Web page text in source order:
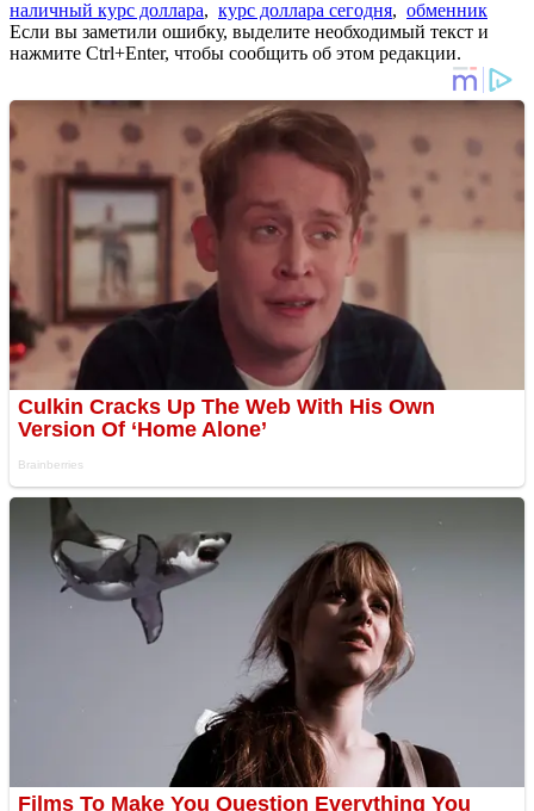
наличный курс доллара, курс доллара сегодня, обменник
Если вы заметили ошибку, выделите необходимый текст и
нажмите Ctrl+Enter, чтобы сообщить об этом редакции.